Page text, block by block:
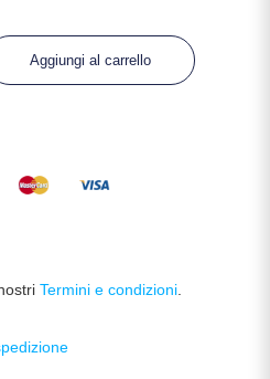
Aggiungi al carrello
Termini e condizioni